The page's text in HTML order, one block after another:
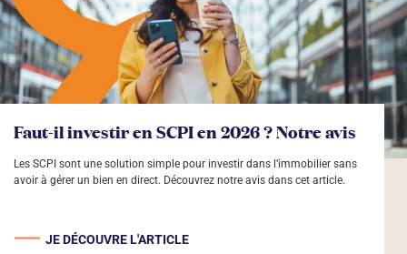
Faut-il investir en SCPI en 2026 ? Notre avis
Les SCPI sont une solution simple pour investir dans l’immobilier sans
avoir à gérer un bien en direct. Découvrez notre avis dans cet article.
JE DÉCOUVRE L'ARTICLE